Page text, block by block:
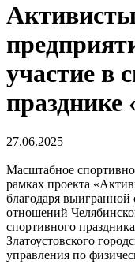
участие в
празднике
27.06.2025
Масштабное
рамках проекта
благодаря
отношений
спортивного
Златоустовского
управления по